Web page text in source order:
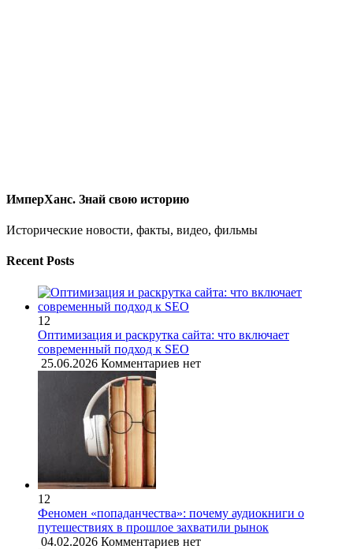
ИмперХанс. Знай свою историю
Исторические новости, факты, видео, фильмы
Recent Posts
12
Оптимизация и раскрутка сайта: что включает
современный подход к SEO
25.06.2026 Комментариев нет
12
Феномен «попаданчества»: почему аудиокниги о
путешествиях в прошлое захватили рынок
04.02.2026 Комментариев нет